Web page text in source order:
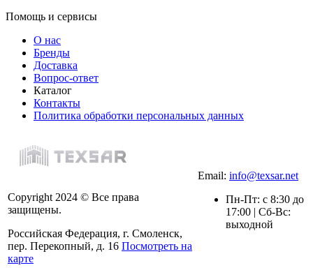
Помощь и сервисы
О нас
Бренды
Доставка
Вопрос-ответ
Каталог
Контакты
Политика обработки персональных данных
Copyright 2024 © Все права
защищены.
Российская Федерация, г. Смоленск,
пер. Перекопный, д. 16 Посмотреть на
карте
Email: info@texsar.net
Пн-Пт: с 8:30 до
17:00 | Сб-Вс:
выходной